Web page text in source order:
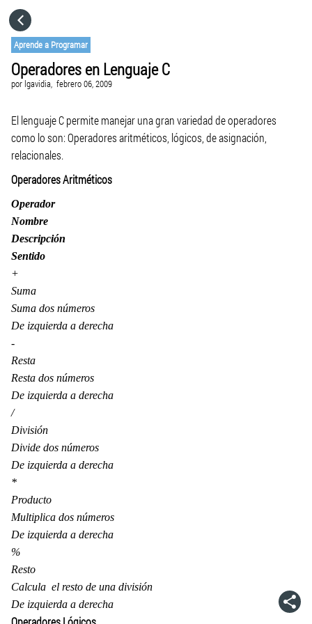
Aprende a Programar
Operadores en Lenguaje C
por lgavidia, febrero 06, 2009
El lenguaje C permite manejar una gran variedad de operadores
como lo son: Operadores aritméticos, lógicos, de asignación,
relacionales.
Operadores Aritméticos
Operador
Nombre
Descripción
Sentido
+
Suma
Suma dos números
De izquierda a derecha
-
Resta
Resta dos números
De izquierda a derecha
/
División
Divide dos números
De izquierda a derecha
*
Producto
Multiplica dos números
De izquierda a derecha
%
Resto
Calcula el resto de una división
De izquierda a derecha
CATEGORÍAS